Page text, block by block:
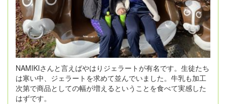
NAMIKIさんと言えばやはりジェラートが有名です。生徒たち
は寒い中、ジェラートを求めて並んでいました。牛乳も加工
次第で商品としての幅が増えるということを食べて実感した
はずです。